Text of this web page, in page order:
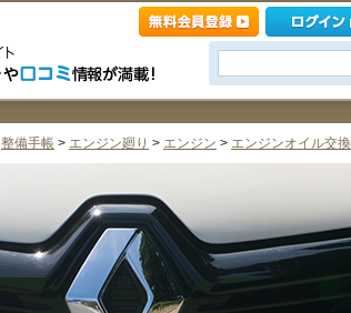
整備手帳 > エンジン廻り > エンジン > エンジンオイル交換